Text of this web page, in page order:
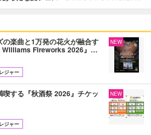
の楽曲と1万発の花火が融合す
Williams Fireworks 2026』…
ジャー
NEW
する『秋酒祭 2026』チケッ
ジャー
NEW